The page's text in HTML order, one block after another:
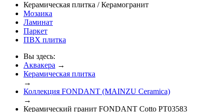
Керамическая плитка / Керамогранит
Мозаика
Ламинат
Паркет
ПВХ плитка
Вы здесь:
Аквакера →
Керамическая плитка
→
Коллекция FONDANT (MAINZU Ceramica)
→
Керамический гранит FONDANT Cotto PT03583